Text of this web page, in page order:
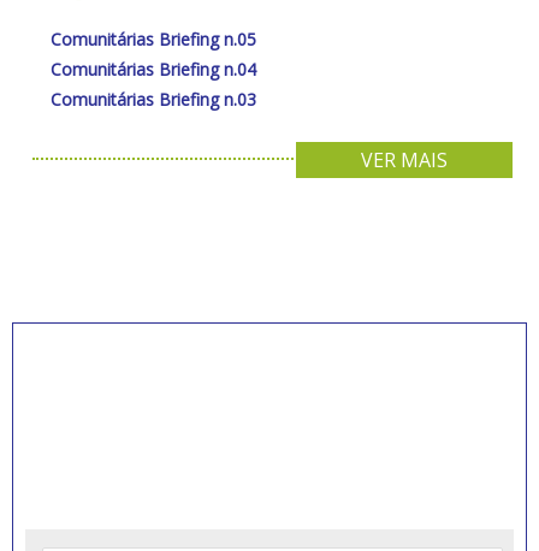
Comunitárias Briefing n.05
Comunitárias Briefing n.04
Comunitárias Briefing n.03
VER MAIS